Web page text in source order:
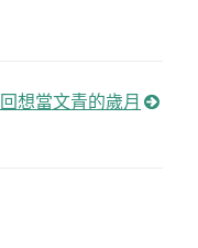
回想當文青的歲月